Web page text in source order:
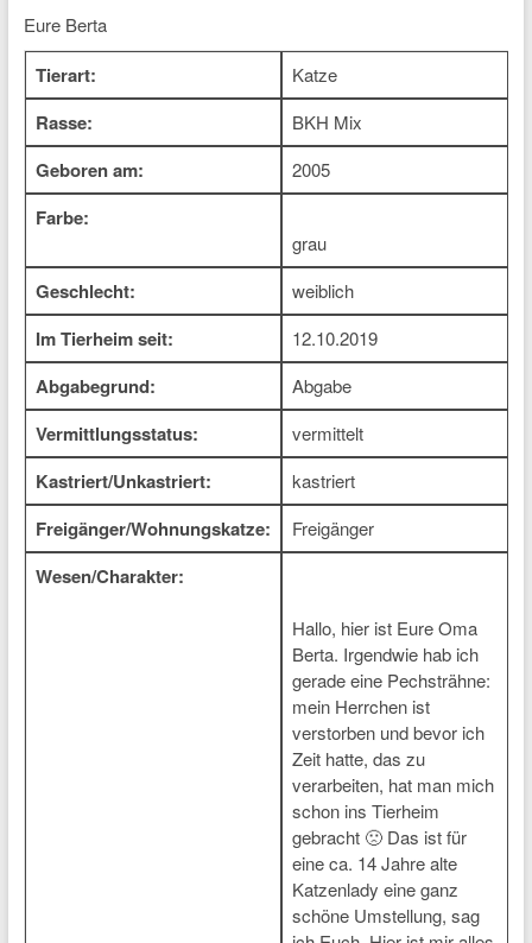
Eure Berta
Tierart: Katze
Rasse: BKH Mix
Geboren am: 2005
Farbe:
grau
Geschlecht: weiblich
Im Tierheim seit: 12.10.2019
Abgabegrund: Abgabe
Vermittlungsstatus: vermittelt
Kastriert/Unkastriert: kastriert
Freigänger/Wohnungskatze: Freigänger
Wesen/Charakter:
Hallo, hier ist Eure Oma
Berta. Irgendwie hab ich
gerade eine Pechsträhne:
mein Herrchen ist
verstorben und bevor ich
Zeit hatte, das zu
verarbeiten, hat man mich
schon ins Tierheim
gebracht 🙁 Das ist für
eine ca. 14 Jahre alte
Katzenlady eine ganz
schöne Umstellung, sag